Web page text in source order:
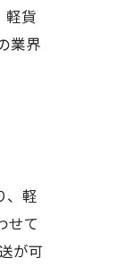
軽貨
業界
、軽
せて
が可